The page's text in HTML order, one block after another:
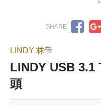
LINDY 林帝
LINDY USB 3.1
頭